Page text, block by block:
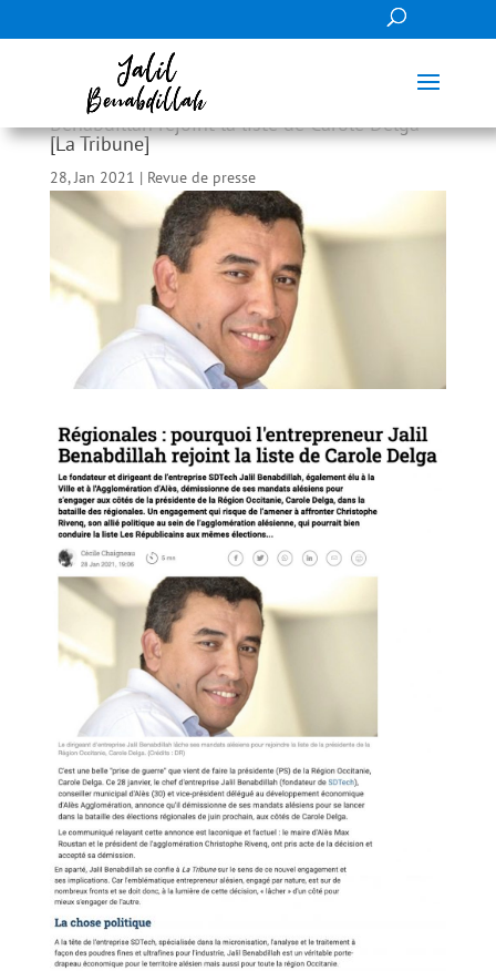
Régionales : pourquoi l’entrepreneur Jalil
Benabdillah rejoint la liste de Carole Delga
[La Tribune]
28, Jan 2021 | Revue de presse